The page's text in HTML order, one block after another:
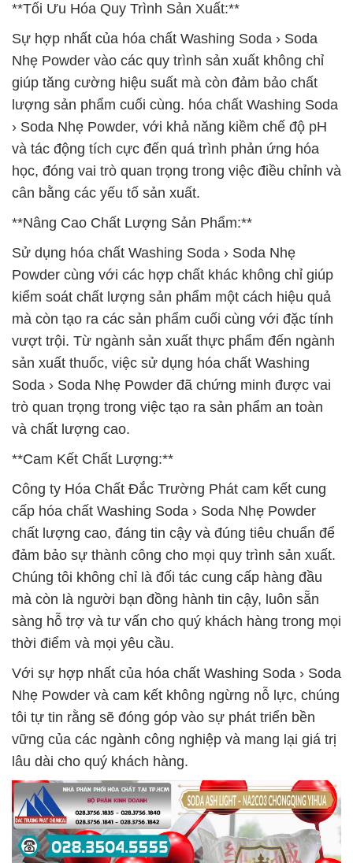
**Tối Ưu Hóa Quy Trình Sản Xuất:**
Sự hợp nhất của hóa chất Washing Soda › Soda
Nhẹ Powder vào các quy trình sản xuất không chỉ
giúp tăng cường hiệu suất mà còn đảm bảo chất
lượng sản phẩm cuối cùng. hóa chất Washing Soda
› Soda Nhẹ Powder, với khả năng kiềm chế độ pH
và tác động tích cực đến quá trình phản ứng hóa
học, đóng vai trò quan trọng trong việc điều chỉnh và
cân bằng các yếu tố sản xuất.
**Nâng Cao Chất Lượng Sản Phẩm:**
Sử dụng hóa chất Washing Soda › Soda Nhẹ
Powder cùng với các hợp chất khác không chỉ giúp
kiểm soát chất lượng sản phẩm một cách hiệu quả
mà còn tạo ra các sản phẩm cuối cùng với đặc tính
vượt trội. Từ ngành sản xuất thực phẩm đến ngành
sản xuất thuốc, việc sử dụng hóa chất Washing
Soda › Soda Nhẹ Powder đã chứng minh được vai
trò quan trọng trong việc tạo ra sản phẩm an toàn
và chất lượng cao.
**Cam Kết Chất Lượng:**
Công ty Hóa Chất Đắc Trường Phát cam kết cung
cấp hóa chất Washing Soda › Soda Nhẹ Powder
chất lượng cao, đáng tin cậy và đúng tiêu chuẩn để
đảm bảo sự thành công cho mọi quy trình sản xuất.
Chúng tôi không chỉ là đối tác cung cấp hàng đầu
mà còn là người bạn đồng hành tin cậy, luôn sẵn
sàng hỗ trợ và tư vấn cho quý khách hàng trong mọi
thời điểm và mọi yêu cầu.
Với sự hợp nhất của hóa chất Washing Soda › Soda
Nhẹ Powder và cam kết không ngừng nỗ lực, chúng
tôi tự tin rằng sẽ đóng góp vào sự phát triển bền
vững của các ngành công nghiệp và mang lại giá trị
lâu dài cho quý khách hàng.